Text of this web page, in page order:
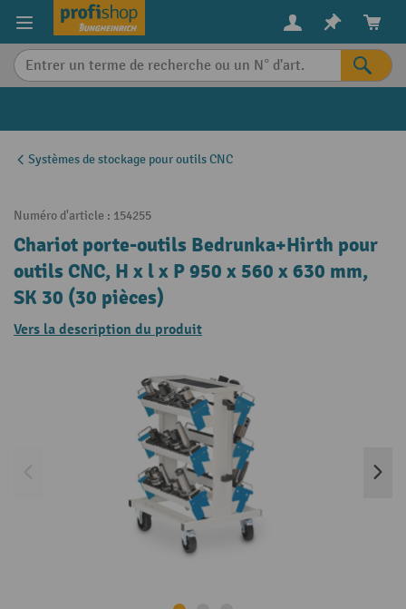
content
Systèmes de stockage pour outils CNC
Numéro d'article : 154255
Chariot porte-outils Bedrunka+Hirth pour
outils CNC, H x l x P 950 x 560 x 630 mm,
SK 30 (30 pièces)
Vers la description du produit